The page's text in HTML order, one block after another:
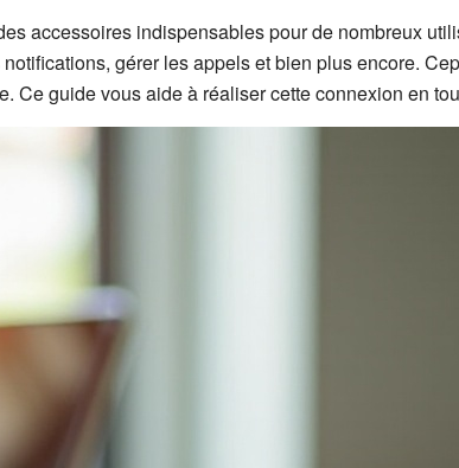
accessoires indispensables pour de nombreux
gérer les appels et bien plus encore.
Ce guide vous aide à réaliser cette connexion en